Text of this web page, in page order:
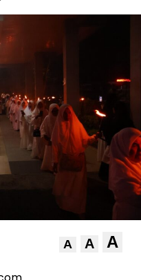
A A A